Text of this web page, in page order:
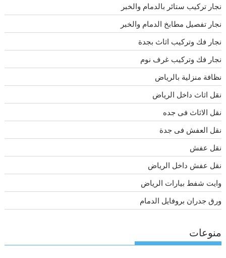
نجار تركيب ستائر بالدمام والخبر
نجار تفصيل مطابخ الدمام والخبر
نجار فك وتركيب اثاث بجدة
نجار فك وتركيب غرف نوم
نظافة منزلية بالرياض
نقل اثاث داخل الرياض
نقل الاثاث فى جده
نقل العفش فى جدة
نقل عفش
نقل عفش داخل الرياض
وايت شفط بيارات الرياض
ورق جدران بروفايل الدمام
منوعات